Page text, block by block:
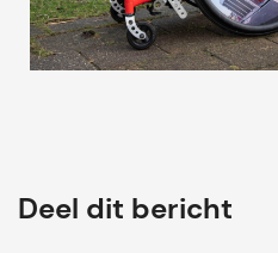
Deel dit bericht